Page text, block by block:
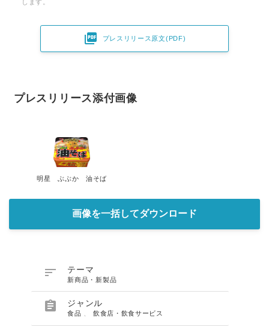
します。
 プレスリリース原文(PDF)
プレスリリース添付画像
明星 ぶぶか 油そば
画像を一括してダウンロード
 テーマ
新商品・新製品
 ジャンル
食品 飲食店・飲食サービス